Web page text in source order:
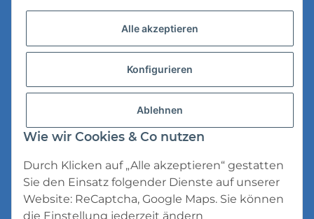
Versandinformationen
Datenschutz
Impressum
Alle akzeptieren
Konfigurieren
Ablehnen
Wie wir Cookies & Co nutzen
Durch Klicken auf „Alle akzeptieren“ gestatten
Sie den Einsatz folgender Dienste auf unserer
Website: ReCaptcha, Google Maps. Sie können
die Einstellung jederzeit ändern